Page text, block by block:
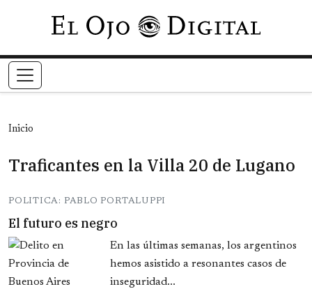
Pasar al contenido principal
Inicio
Traficantes en la Villa 20 de Lugano
POLITICA: PABLO PORTALUPPI
El futuro es negro
En las últimas semanas, los argentinos
hemos asistido a resonantes casos de
inseguridad...